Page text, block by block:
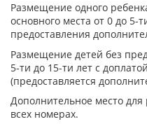
Размещение одного
основного места от 0 до 5-
предоставления
Размещение детей без
5-ти до 15-ти лет с
(предоставляется
Дополнительное место для
всех номерах.